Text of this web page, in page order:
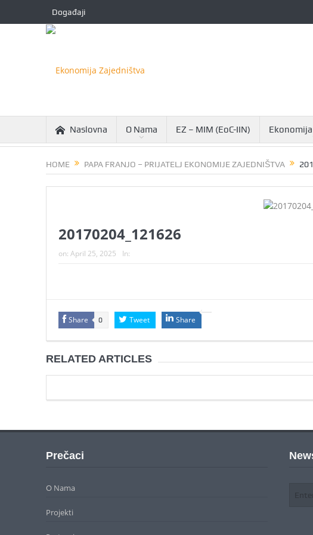
Događaji
Naslovna O Nama EZ – MIM (EoC-IIN)
HOME PAPA FRANJO – PRIJATELJ EKONOMIJE ZAJEDNIŠTVA
20170204_121626
on: April 25, 2025 In:
Share 0 Tweet Share
RELATED ARTICLES
Prečaci
O Nama
Projekti